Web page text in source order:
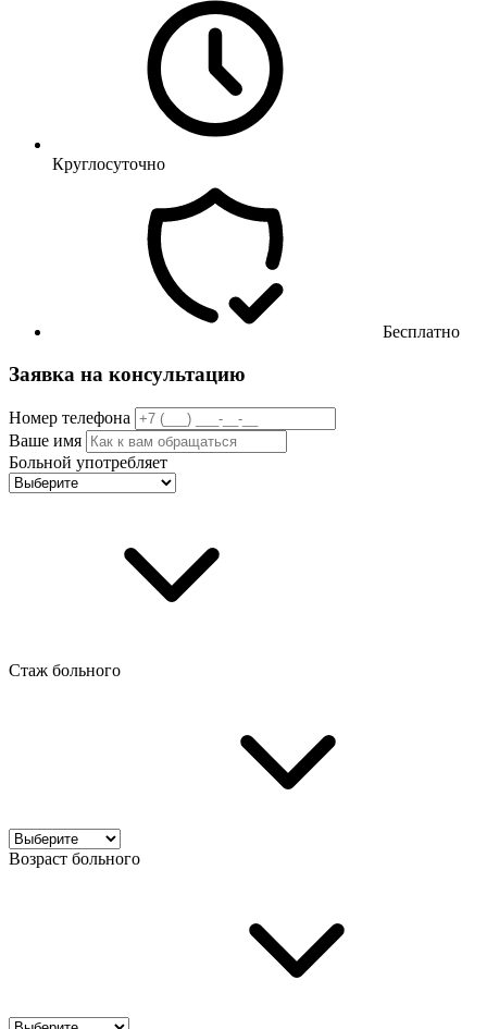
Круглосуточно
Бесплатно
Заявка на консультацию
Номер телефона
Ваше имя
Больной употребляет
Стаж больного
Возраст больного